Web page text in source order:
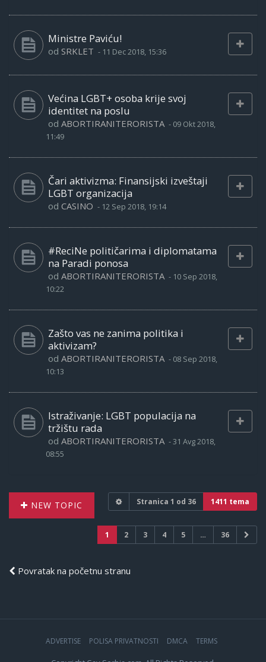
Ministre Paviću!
od SRKLET - 11 Dec 2018, 15:36
Većina LGBT+ osoba krije svoj
identitet na poslu
od ABORTIRANITERORISTA - 09 Okt 2018,
11:49
Čari aktivizma: Finansijski izveštaji
LGBT organizacija
od CASINO - 12 Sep 2018, 19:14
#ReciNe političarima i diplomatama
na Paradi ponosa
od ABORTIRANITERORISTA - 10 Sep 2018,
10:22
Zašto vas ne zanima politika i
aktivizam?
od ABORTIRANITERORISTA - 08 Sep 2018,
10:13
Istraživanje: LGBT populacija na
tržištu rada
od ABORTIRANITERORISTA -31 Avg 2018,
08:55
NEW TOPIC Stranica 1 od 36 1411 tema
1 2 3 4 5 … 36
Povratak na početnu stranu
ADVERTISE POLISA PRIVATNOSTI DMCA TERMS